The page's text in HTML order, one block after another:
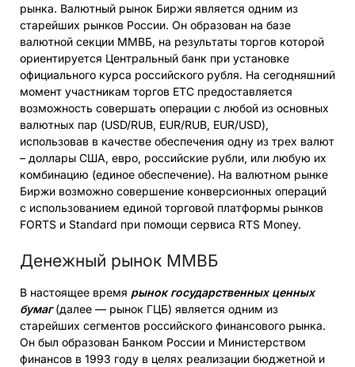
рынка. Валютный рынок Биржи является одним из
старейших рынков России. Он образован на базе
валютной секции ММВБ, на результаты торгов которой
ориентируется Центральный банк при установке
официального курса российского рубля. На сегодняшний
момент участникам торгов ЕТС предоставляется
возможность совершать операции с любой из основных
валютных пар (USD/RUB, EUR/RUB, EUR/USD),
использовав в качестве обеспечения одну из трех валют
– доллары США, евро, российские рубли, или любую их
комбинацию (единое обеспечение). На валютном рынке
Биржи возможно совершение конверсионных операций
с использованием единой торговой платформы рынков
FORTS и Standard при помощи сервиса RTS Money.
Денежный рынок ММВБ
В настоящее время рынок государственных ценных
бумаг(далее — рынок ГЦБ) является одним из
старейших сегментов российского финансового рынка.
Он был образован Банком России и Министерством
финансов в 1993 году в целях реализации бюджетной и